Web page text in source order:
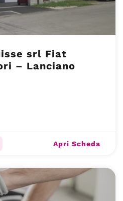
srl Fiat
– Lanciano
Apri Scheda